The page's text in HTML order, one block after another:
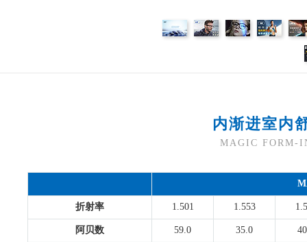
内渐进室内
MAGIC FORM-
折射率 1.501 1.553
阿贝数 59.0 35.0